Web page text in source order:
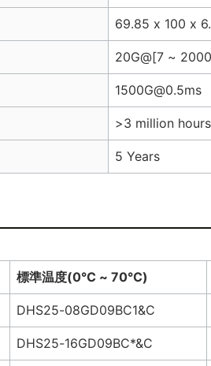
69.85 x 100 x
20G@[7 ~
1500G@0.5ms
>3 million hours
5 Years
標準温度(0°C ~ 70°C)
DHS25-08GD09BC1&C
DHS25-16GD09BC*&C